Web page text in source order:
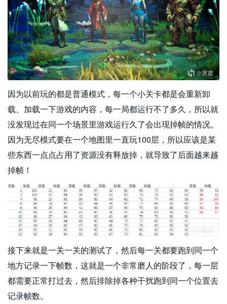
因为以前玩的都是普通模式，每一个小关卡都是会重新卸
载、加载一下游戏的内容，每一局都运行不了多久，所以就
没发现过在同一个场景里游戏运行久了会出现掉帧的情况。
因为无尽模式要在一个地图里一直玩100层，所以应该是某
些东西一点点占用了资源没有释放掉，就导致了后面越来越
掉帧！
接下来就是一关一关的测试了，然后每一关都要跑到同一个
地方记录一下帧数，这就是一个非常磨人的阶段了，每一层
都需要正常打过去，然后排除掉各种干扰跑到同一个位置去
记录帧数。